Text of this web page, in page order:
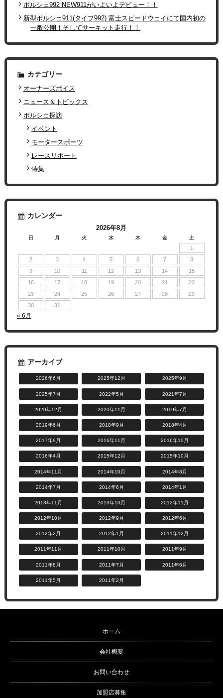
ポルシェ992 NEW911がいよいよデビュー！！
新型ポルシェ911(タイプ992) 富士スピードウェイにて国内初の
一般公開！そしてサーキット走行！！
カテゴリー
オーナーズボイス
ニュース＆トピックス
ポルシェ探訪
イベント
モータースポーツ
レースリポート
特集
カレンダー
2026年8月
日 月 火 水 木 金 土
1
2
3 4 5 6 7
8
9
10 11 12 13 14
15
16
17 18 19 20 21
22
23
24 25 26 27 28
29
30
31
« 6月
アーカイブ
2026年6月 2025年12月 2025年9月
2025年7月 2022年5月 2021年7月
2020年12月 2020年11月 2019年7月
2019年6月 2018年9月 2018年4月
2017年9月 2016年11月 2016年10月
2016年4月 2015年12月 2015年10月
2014年11月 2014年10月 2014年8月
2014年7月 2014年6月 2014年1月
2013年11月 2013年10月 2012年11月
2012年10月 2012年9月 2012年6月
2012年2月 2012年1月 2011年12月
2011年11月 2011年10月 2011年9月
2011年8月 2011年7月 2011年6月
2011年5月 2011年2月
ホーム
会社概要
お問い合わせ
加盟店募集